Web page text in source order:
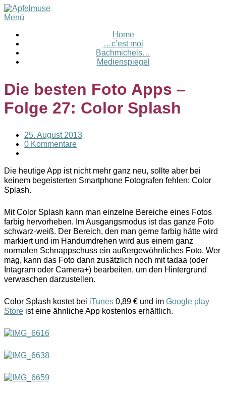
Menü
Home
…c’est moi
Bachmichels…
Medienspiegel
Die besten Foto Apps –
Folge 27: Color Splash
25. August 2013
0 Kommentare
Die heutige App ist nicht mehr ganz neu, sollte aber bei
keinem begeisterten Smartphone Fotografen fehlen: Color
Splash.
Mit Color Splash kann man einzelne Bereiche eines Fotos
farbig hervorheben. Im Ausgangsmodus ist das ganze Foto
schwarz-weiß. Der Bereich, den man gerne farbig hätte wird
markiert und im Handumdrehen wird aus einem ganz
normalen Schnappschuss ein außergewöhnliches Foto. Wer
mag, kann das Foto dann zusätzlich noch mit tadaa (oder
Intagram oder Camera+) bearbeiten, um den Hintergrund
verwaschen darzustellen.
Color Splash kostet bei iTunes 0,89 € und im Google play
Store ist eine ähnliche App kostenlos erhältlich.